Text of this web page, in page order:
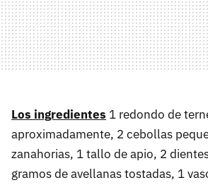
Los ingredientes 1 redondo de
aproximadamente, 2 cebollas
zanahorias, 1 tallo de apio, 2
gramos de avellanas tostadas, 1